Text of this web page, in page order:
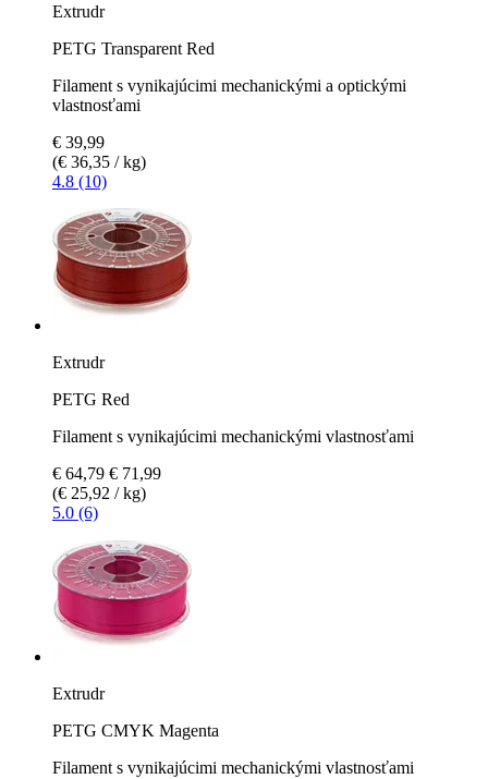
Extrudr
PETG Transparent Red
Filament s vynikajúcimi mechanickými a optickými
vlastnosťami
€ 39,99
(€ 36,35 / kg)
4.8 (10)
Extrudr
PETG Red
Filament s vynikajúcimi mechanickými vlastnosťami
€ 64,79 € 71,99
(€ 25,92 / kg)
5.0 (6)
Extrudr
PETG CMYK Magenta
Filament s vynikajúcimi mechanickými vlastnosťami